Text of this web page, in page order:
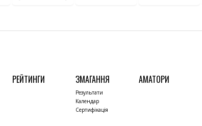
РЕЙТИНГИ ЗМАГАННЯ
Результати
Календар
Сертифікація
АМАТОРИ